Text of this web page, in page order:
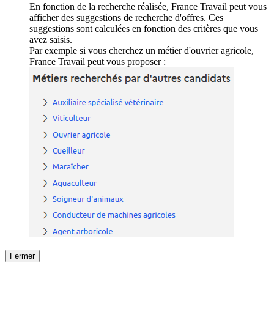
En fonction de la recherche réalisée, France Travail peut vous
afficher des suggestions de recherche d'offres. Ces
suggestions sont calculées en fonction des critères que vous
avez saisis.
Par exemple si vous cherchez un métier d'ouvrier agricole,
France Travail peut vous proposer :
Fermer